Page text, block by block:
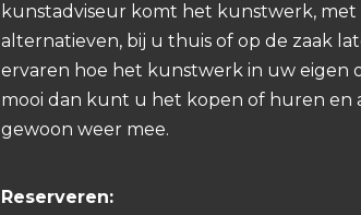
kunstadviseur komt het kunstwerk,
alternatieven, bij u thuis of op de zaak
ervaren hoe het kunstwerk in uw eigen
mooi dan kunt u het kopen of huren en
gewoon weer mee.
Reserveren: